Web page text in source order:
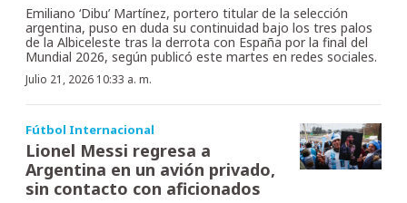
Emiliano ‘Dibu’ Martínez, portero titular de la selección
argentina, puso en duda su continuidad bajo los tres palos
de la Albiceleste tras la derrota con España por la final del
Mundial 2026, según publicó este martes en redes sociales.
Julio 21, 2026 10:33 a. m.
Fútbol Internacional
Lionel Messi regresa a
Argentina en un avión privado,
sin contacto con aficionados